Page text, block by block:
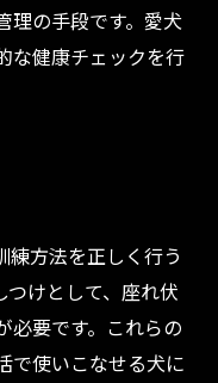
理の手段です。愛犬
な健康チェックを行
練方法を正しく行う
つけとして、座れ伏
必要です。これらの
で使いこなせる犬に